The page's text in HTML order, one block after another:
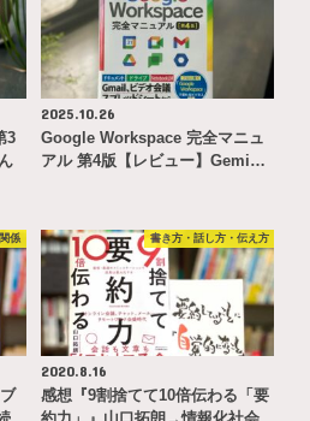
3
2025.10.26
Google Workspace 完全マニュ
アル 第4版【レビュー】Gemi…
係 書き方・話し方・伝え方
2020.8.16
感想『9割捨てて10倍伝わる「要